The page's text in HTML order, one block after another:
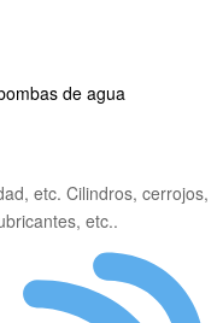
de agua
etc. Cilindros, cerrojos,
etc..